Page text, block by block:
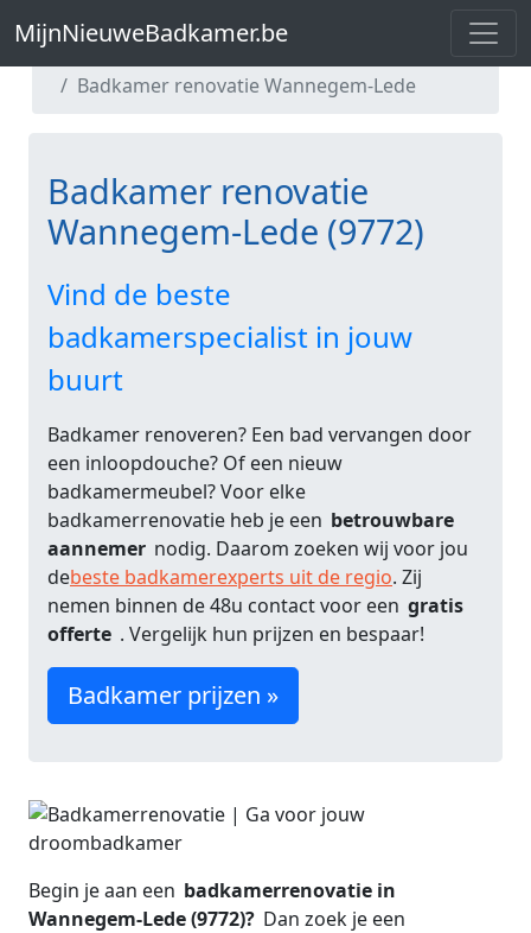
MijnNieuweBadkamer.be
MijnNieuweBadkamer.be
Badkamer renovatie Wannegem-Lede
Badkamer renovatie
Wannegem-Lede (9772)
Vind de beste
badkamerspecialist in jouw
buurt
Badkamer renoveren? Een bad vervangen door
een inloopdouche? Of een nieuw
badkamermeubel? Voor elke
badkamerrenovatie heb je een betrouwbare
aannemer nodig. Daarom zoeken wij voor jou
debeste badkamerexperts uit de regio. Zij
nemen binnen de 48u contact voor een gratis
offerte . Vergelijk hun prijzen en bespaar!
Badkamer prijzen »
Begin je aan een badkamerrenovatie in
Wannegem-Lede (9772)? Dan zoek je een